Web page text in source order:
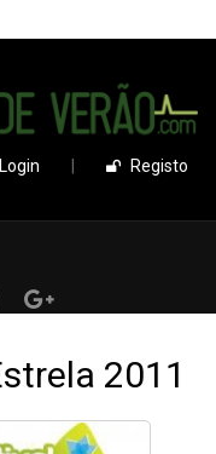
Login Registo
2011